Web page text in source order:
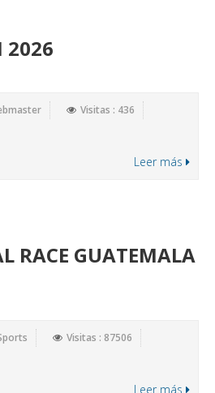
2026
Visitas : 436
Leer más
RACE GUATEMALA
Visitas : 87506
Leer más